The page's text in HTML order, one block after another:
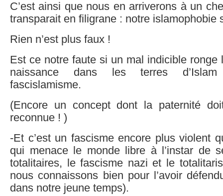
C’est ainsi que nous en arriverons à un
transparait en filigrane : notre islamophobie
Rien n’est plus faux !
Est ce notre faute si un mal indicible ronge
naissance dans les terres
fascislamisme.
(Encore un concept dont la paternité
reconnue ! )
-Et c’est un fascisme encore plus violent
qui menace le monde libre à l’instar de
totalitaires, le fascisme nazi et le
nous connaissons bien pour l’avoir
dans notre jeune temps).